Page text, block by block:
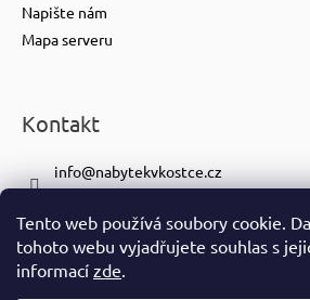
Tento web používá soubory cookie.
tohoto webu vyjadřujete souhlas s
informací zde.
Napište nám
Mapa serveru
Kontakt
info@nabytekvkostce.cz
+420 601 116 371
https://www.facebook.com/
nabytek_v_kostce